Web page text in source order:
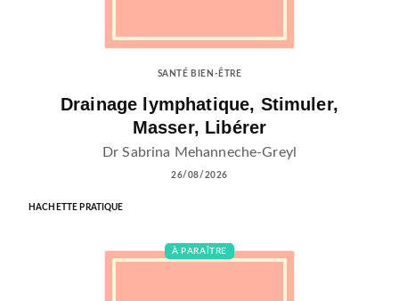
SANTÉ BIEN-ÊTRE
Drainage lymphatique, Stimuler,
Masser, Libérer
Dr Sabrina Mehanneche-Greyl
26/08/2026
HACHETTE PRATIQUE
À PARAÎTRE